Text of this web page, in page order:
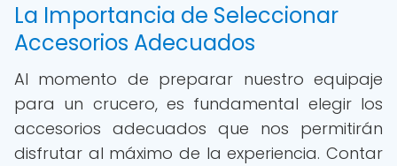
La Importancia de Seleccionar
Accesorios Adecuados
Al momento de preparar nuestro equipaje
para un crucero, es fundamental elegir los
accesorios adecuados que nos permitirán
disfrutar al máximo de la experiencia. Contar